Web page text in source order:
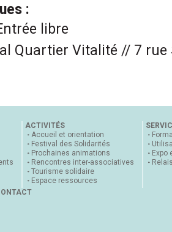
:
libre
Quartier Vitalité // 7 rue
ACTIVITÉS
Accueil et orientation
Festival des Solidarités
Prochaines animations
Rencontres inter-associatives
Tourisme solidaire
Espace ressources
Expo